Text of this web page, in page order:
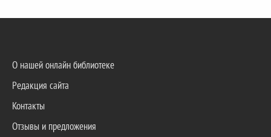
О нашей онлайн библиотеке
Редакция сайта
Контакты
Отзывы и предложения